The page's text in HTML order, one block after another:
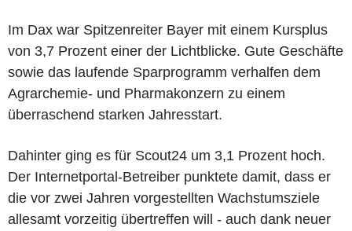
Im Dax war Spitzenreiter Bayer mit einem Kursplus
von 3,7 Prozent einer der Lichtblicke. Gute Geschäfte
sowie das laufende Sparprogramm verhalfen dem
Agrarchemie- und Pharmakonzern zu einem
überraschend starken Jahresstart.
Dahinter ging es für Scout24 um 3,1 Prozent hoch.
Der Internetportal-Betreiber punktete damit, dass er
die vor zwei Jahren vorgestellten Wachstumsziele
allesamt vorzeitig übertreffen will - auch dank neuer